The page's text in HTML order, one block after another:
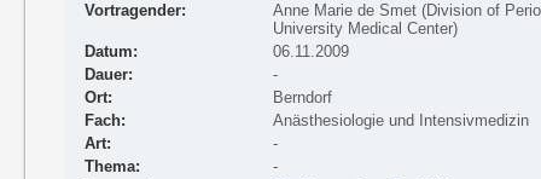
Vortragender:
Anne Marie de Smet (Division of
University Medical Center)
Datum:
06.11.2009
Dauer:
-
Ort:
Berndorf
Fach:
Anästhesiologie und Intensivmedizin
Art:
-
Thema:
-